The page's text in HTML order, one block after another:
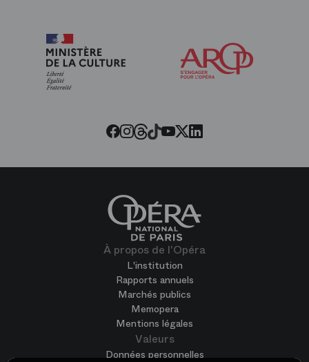
Facebook
Instagram
Threads
Tiktok
Youtube
Twitter
LinkedIn
À propos de l'Opéra
L'institution
Rapports annuels
Marchés publics
Memopera
Mentions légales
Valeurs
Données personnelles